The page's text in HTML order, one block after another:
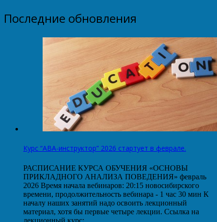
Последние обновления
Курс “АВА-инструктор” 2026 стартует в феврале.
РАСПИСАНИЕ КУРСА ОБУЧЕНИЯ «ОСНОВЫ
ПРИКЛАДНОГО АНАЛИЗА ПОВЕДЕНИЯ» февраль
2026 Время начала вебинаров: 20:15 новосибирского
времени, продолжительность вебинара - 1 час 30 мин К
началу наших занятий надо освоить лекционный
материал, хотя бы первые четыре лекции. Ссылка на
лекционный курс: